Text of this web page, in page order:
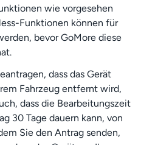
wie vorgesehen
Funktionen können für
bevor GoMore diese
dass das Gerät
Fahrzeug entfernt wird,
dass die Bearbeitungszeit
30 Tage dauern kann, von
Sie den Antrag senden,